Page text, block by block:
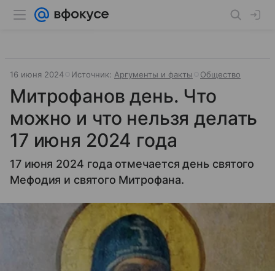
16 июня 2024 Источник: Аргументы и факты Общество
Митрофанов день. Что
можно и что нельзя делать
17 июня 2024 года
17 июня 2024 года отмечается день святого
Мефодия и святого Митрофана.